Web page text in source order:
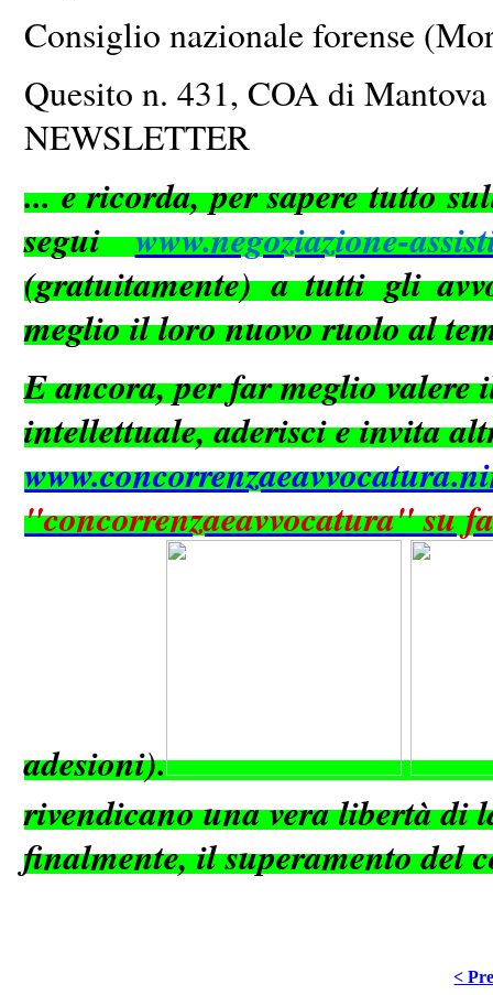
Consiglio nazionale forense
Quesito n. 431, COA di
NEWSLETTER
... e ricorda, per sapere tutto
seguiwww.negoziazione-
(gratuitamente) a tutti gli
meglio il loro nuovo ruolo al
E ancora, per far meglio
intellettuale, aderisci e invita
"concorrenzaeavvocatura" su
adesioni).
rivendicano una vera libertà di
finalmente, il superamento del
<